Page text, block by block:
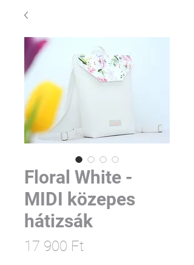
Floral White -
MIDI közepes
hátizsák
17 900 Ft